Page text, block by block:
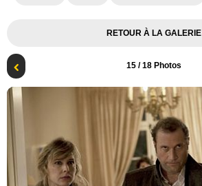
RETOUR À LA GALERIE
15 / 18 Photos